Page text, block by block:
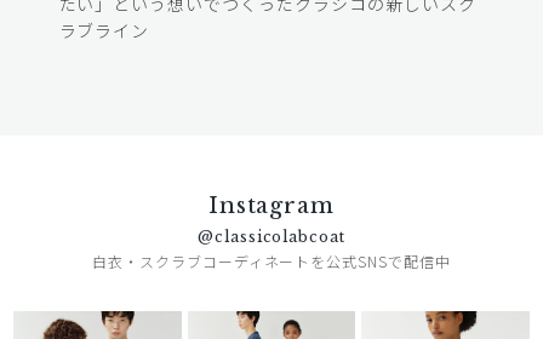
ラブライン
Instagram
@classicolabcoat
白衣・スクラブコーディネートを公式SNSで配信中